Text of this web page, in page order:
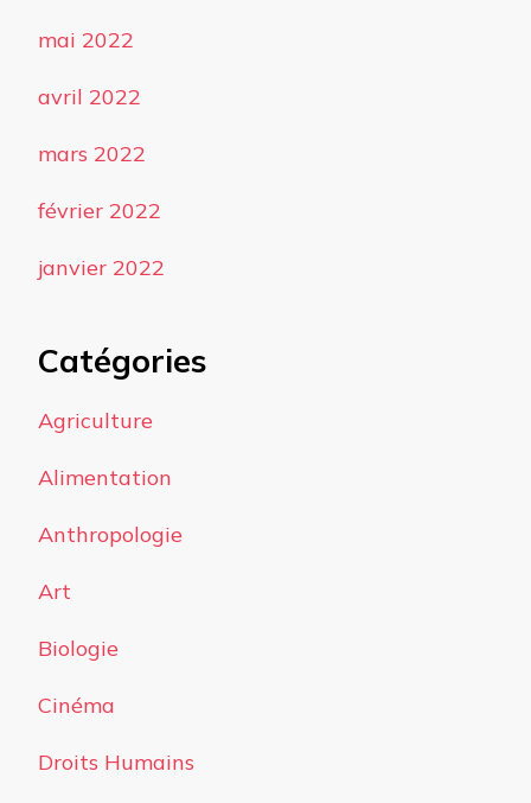
mai 2022
avril 2022
mars 2022
février 2022
janvier 2022
Catégories
Agriculture
Alimentation
Anthropologie
Art
Biologie
Cinéma
Droits Humains